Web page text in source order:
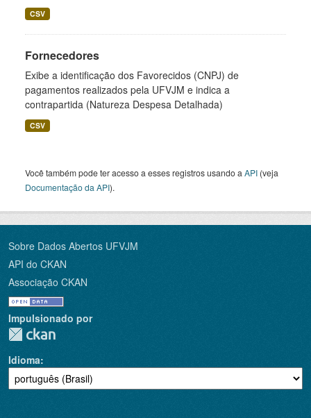
CSV
Fornecedores
Exibe a identificação dos Favorecidos (CNPJ) de
pagamentos realizados pela UFVJM e indica a
contrapartida (Natureza Despesa Detalhada)
CSV
Você também pode ter acesso a esses registros usando a API (veja
Documentação da API).
Sobre Dados Abertos UFVJM
API do CKAN
Associação CKAN
Impulsionado por
Idioma